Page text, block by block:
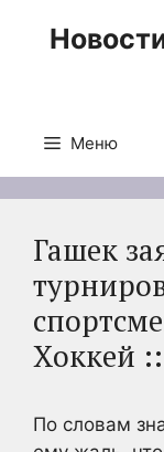
Меню
Гашек
Хоккей
По словам